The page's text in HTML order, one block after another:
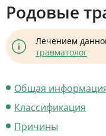
Родовые
Лечением
травматолог
Общая
Классификация
Причины
О нас
Отзывы